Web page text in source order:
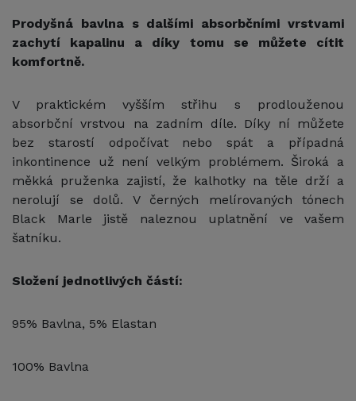
Prodyšná bavlna s dalšími absorbčními vrstvami
zachytí kapalinu a díky tomu se můžete cítit
komfortně.
V praktickém vyšším střihu s prodlouženou
absorbční vrstvou na zadním díle. Díky ní můžete
bez starostí odpočívat nebo spát a případná
inkontinence už není velkým problémem. Široká a
měkká pruženka zajistí, že kalhotky na těle drží a
nerolují se dolů. V černých melírovaných tónech
Black Marle jistě naleznou uplatnění ve vašem
šatníku.
Složení jednotlivých částí:
95% Bavlna, 5% Elastan
100% Bavlna